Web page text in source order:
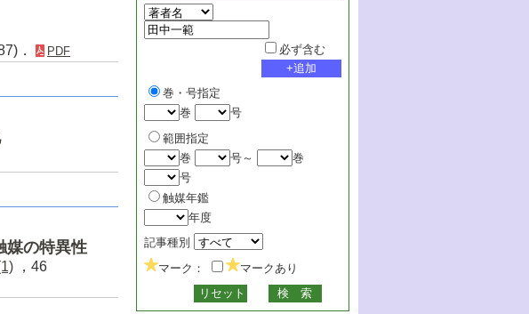
． PDF
媒の特異性
，46
必ず含む
巻・号指定
巻
号
範囲指定
巻
号～
巻
号
触媒年鑑
年度
記事種別
マーク：
マークあり